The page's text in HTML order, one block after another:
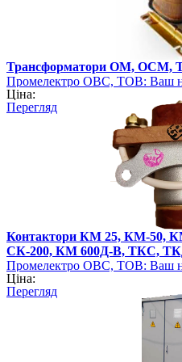
Трансформатори ОМ,
Промелектро ОВС, ТОВ: Ваш
електротехнічного обладнання
Ціна:
Перегляд
Контактори КМ 25, КМ-50,
СК-200, КМ 600Д-В, ТКС,
Промелектро ОВС, ТОВ: Ваш
електротехнічного обладнання
Ціна:
Перегляд